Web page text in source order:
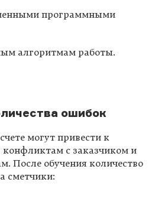
программными
алгоритмам работы.
ошибок
могут привести к
с заказчиком и
После обучения количество
сметчики: